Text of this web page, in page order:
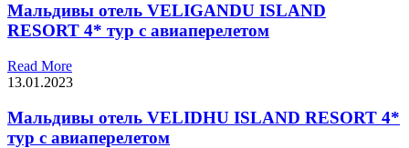
Мальдивы отель VELIGANDU ISLAND
RESORT 4* тур с авиаперелетом
Read More
13.01.2023
Мальдивы отель VELIDHU ISLAND RESORT 4*
тур с авиаперелетом